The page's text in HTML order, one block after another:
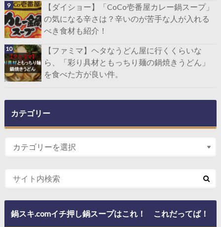
【ダイショー】「CoCo壱番屋カレー鍋スープ」
の気になる辛さは？辛いのが苦手な人が入れる
べき食材も紹介！
【ファミマ】ヘタなうどん屋に行くくらいな
ら、「彩り具材ともっちり麺の鍋焼きうどん」
を食べた方が良い件。
カテゴリー
鍋スキ.comイチ押し鍋スープはこれ！ これだってば！